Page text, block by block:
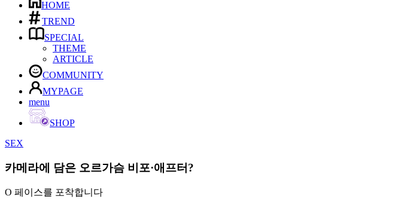
HOME
TREND
SPECIAL
THEME
ARTICLE
COMMUNITY
MYPAGE
menu
SHOP
SEX
카메라에 담은 오르가슴 비포·애프터?
O 페이스를 포착합니다